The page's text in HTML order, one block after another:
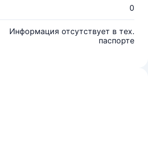
0
Информация отсутствует в тех.
паспорте